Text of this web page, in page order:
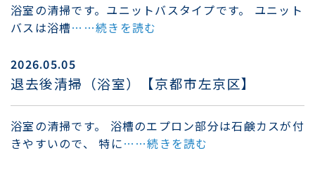
浴室の清掃です。ユニットバスタイプです。 ユニット
バスは浴槽……続きを読む
2026.05.05
退去後清掃（浴室）【京都市左京区】
浴室の清掃です。 浴槽のエプロン部分は石鹸カスが付
きやすいので、 特に……続きを読む